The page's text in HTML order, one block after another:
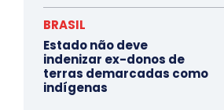
BRASIL
Estado não deve
indenizar ex-donos de
terras demarcadas como
indígenas